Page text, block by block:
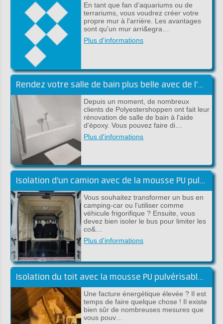
En tant que fan d’aquariums ou de
terrariums, vous voudrez créer votre
propre mur à l'arrière. Les avantages
sont qu'un mur arri&egra…
Plus d'informations
Rendez votre salle de bain plus belle avec de l'époxy
Depuis un moment, de nombreux
clients de Polyestershoppen ont fait leur
rénovation de salle de bain à l'aide
d'époxy. Vous pouvez faire di…
Plus d'informations
Isolation d'un camion avec de la mousse PU pulvérisable
Vous souhaitez transformer un bus en
camping-car ou l'utiliser comme
véhicule frigorifique ? Ensuite, vous
devez bien isoler le bus pour limiter les
co&…
Plus d'informations
Isolation du toit avec la mousse PU pulvérisable de Froth-Pak
Une facture énergétique élevée ? Il est
temps de faire quelque chose ! Il existe
bien sûr de nombreuses mesures que
vous pouv…